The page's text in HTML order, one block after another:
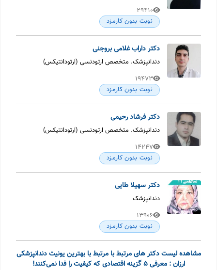
29410
نوبت بدون کارمزد
دکتر داراب غلامی بروجنی
دندانپزشک. متخصص ارتودنسی (ارتودانتیکس)
19473
نوبت بدون کارمزد
دکتر فرشاد رحیمی
دندانپزشک. متخصص ارتودنسی (ارتودانتیکس)
14247
نوبت بدون کارمزد
دکتر سهیلا طایی
دندانپزشک
13906
نوبت بدون کارمزد
مشاهده لیست دکتر های مرتبط با مرتبط با بهترین یونیت دندانپزشکی
ارزان : معرفی 5 گزینه اقتصادی که کیفیت را فدا نمی‌کنند!